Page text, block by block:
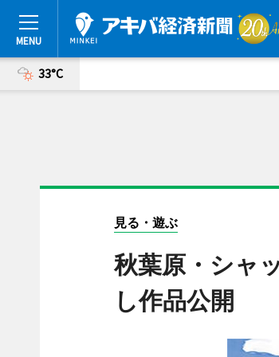
33°C
見る・遊ぶ
秋葉原・シャ
し作品公開